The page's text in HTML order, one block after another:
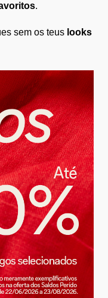
.
sem os teus looks